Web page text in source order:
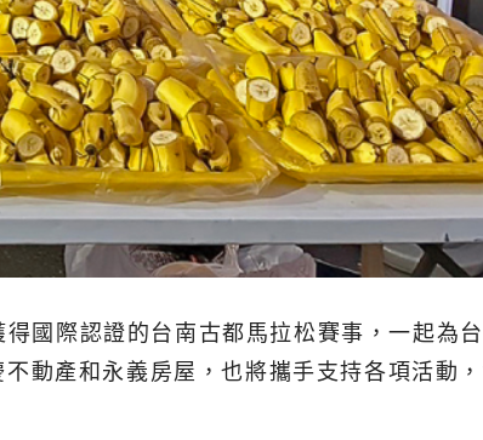
國際認證的台南古都馬拉松賽事，一起為
動產和永義房屋，也將攜手支持各項活動